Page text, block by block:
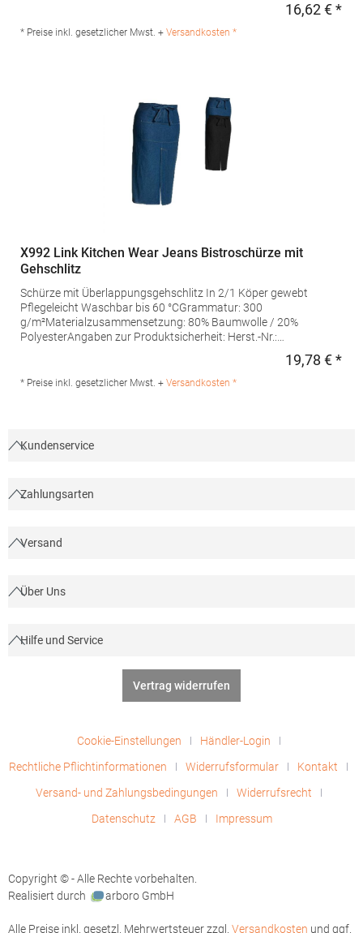
Hersteller: Halink Groothandel B.V. Deventerstraat 4 7575EM
Oldenzaal Niederlande E-Mail: info@halink.nl
16,62 € *
* Preise inkl. gesetzlicher Mwst. + Versandkosten *
X992 Link Kitchen Wear Jeans Bistroschürze mit
Gehschlitz
Schürze mit Überlappungsgehschlitz In 2/1 Köper gewebt
Pflegeleicht Waschbar bis 60 °CGrammatur: 300
g/m²Materialzusammensetzung: 80% Baumwolle / 20%
PolyesterAngaben zur Produktsicherheit: Herst.-Nr.:
Deventerstraat 4 7575EM Oldenzaal Niederlande E-Mail:
info@halink.nl
19,78 € *
* Preise inkl. gesetzlicher Mwst. + Versandkosten *
Kundenservice
Zahlungsarten
Versand
Über Uns
Hilfe und Service
Vertrag widerrufen
Cookie-Einstellungen
Händler-Login
Rechtliche Pflichtinformationen
Widerrufsformular
Kontakt
Versand- und Zahlungsbedingungen
Widerrufsrecht
Datenschutz
AGB Impressum
Copyright © - Alle Rechte vorbehalten.
Realisiert durch
arboro GmbH
Alle Preise inkl. gesetzl. Mehrwertsteuer zzgl. Versandkosten und ggf.